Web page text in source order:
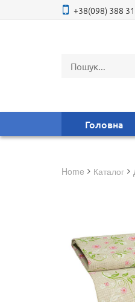
+38(098) 388
Головна
Home Каталог